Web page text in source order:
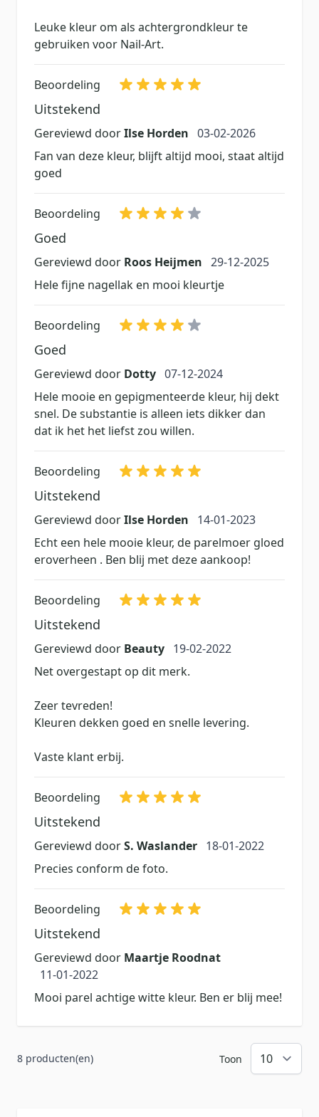
Leuke kleur om als achtergrondkleur te
gebruiken voor Nail-Art.
Beoordeling
Uitstekend
Gereviewd doorIlse Horden 3 februari 2026
03-02-2026
Fan van deze kleur, blijft altijd mooi, staat altijd
goed
Beoordeling
Goed
Gereviewd door Roos Heijmen 29 december 2025
29-12-2025
Hele fijne nagellak en mooi kleurtje
Beoordeling
Goed
Gereviewd door Dotty 7 december 2024
07-12-2024
Hele mooie en gepigmenteerde kleur, hij dekt
snel. De substantie is alleen iets dikker dan
dat ik het het liefst zou willen.
Beoordeling
Uitstekend
Gereviewd doorIlse Horden 14 januari 2023
14-01-2023
Echt een hele mooie kleur, de parelmoer gloed
eroverheen . Ben blij met deze aankoop!
Beoordeling
Uitstekend
Gereviewd door Beauty 19 februari 2022
19-02-2022
Net overgestapt op dit merk.
Zeer tevreden!
Kleuren dekken goed en snelle levering.
Vaste klant erbij.
Beoordeling
Uitstekend
Gereviewd doorS. Waslander 18 januari 2022
18-01-2022
Precies conform de foto.
Beoordeling
Uitstekend
Gereviewd door Maartje Roodnat
11 januari 2022
11-01-2022
Mooi parel achtige witte kleur. Ben er blij mee!
8 producten(en) Toon